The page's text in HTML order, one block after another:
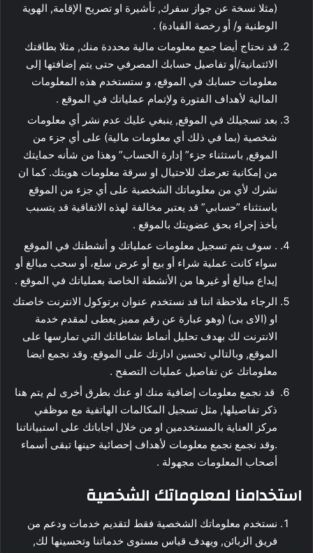
(مثلا نسخة عن جواز سفرك, تأشيرة او تصريح الإقامة, الهوية
الوطنية و/ أو رخصة القيادة) .
قد نحتاج أيضا جمع معلومات مالية محددة منك, مثلا بطاقتك
الائتمانية/أو تفاصيل حسابك المصرفي حتى يتم إضافتها إلى
معلومات حسابك في الموقع، و ستستخدم هذه المعلومات
المالية لأهداف الفتورة ولإتمام عملياتك في الموقع .
بعد تسجيلك في الموقع, ينبغي عليك عدم نشر أي معلومات
شخصية (بما في ذلك أي معلومات مالية) على أي جزء من
الموقع, باستثناء جزء” إدارة الحساب” وهذا من شأنه حمايتك
من إمكانية تعرضك للاحتيال او سرقة معلومات هويتك. كما ان
نشرك لأي من معلوماتك الشخصية على أي جزء من الموقع
باستثناء ”حسابي” قد يعتبر مخالفة لهذه الاتفاقية قد يتسبب
بأخذ إجراء بحق عضويتك بالموقع .
. سوف يتم تسجيل معلومات عملياتك و أنشطتك في الموقع
سواء كانت عملية شراء أو بيع أو عرض سلع، أو سحب مبالغ أو
إيداع مبالغ أو غيرها من الأنشطة الخاصة بعملياتك في الموقع .
الرجاء ملاحظة اننا قد نستخدم عنوان برتوكول الانترنت خاصتك
او (الاى بى) (وهو عبارة عن رقم مميز يعطى لمقدم خدمة
الانترنت لك بهدف تحليل أنماط نشاطاتك التي تمارسها على
الموقع, وبالتالي تحسين ادارتك على الموقع. وقد نجمع ايضا
معلوماتك عن تفاصيل عمليات التصفح .
قد نجمع معلومات إضافية منك او عنك بطرق أخرى لم يتم هنا
ذكر تفاصيلها, مثل تسجيل المكالمات الهاتفية مع موظفي
مركز العناية بالمستخدمين او من خلال اجاباتك على استبياناتنا
.وقد نجمع نجمع معلومات لأهداف إحصائية حينها تبقى أسماء
أصحاب المعلومات مجهولة .
استخدامنا لمعلوماتك الشخصية
نستخدم معلوماتك الشخصية فقط لتقديم خدمات ودعم من
فريق الزبائن, ويهدف قياس مستوى خدماتنا وتحسينها لك,